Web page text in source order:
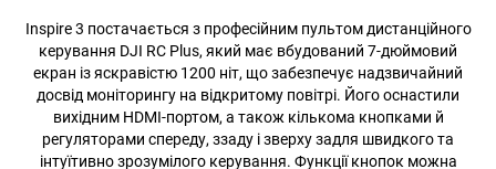
Inspire 3 постачається з професійним пультом дистанційного
керування DJI RC Plus, який має вбудований 7-дюймовий
екран із яскравістю 1200 ніт, що забезпечує надзвичайний
досвід моніторингу на відкритому повітрі. Його оснастили
вихідним HDMI-портом, а також кількома кнопками й
регуляторами спереду, ззаду і зверху задля швидкого та
інтуїтивно зрозумілого керування. Функції кнопок можна